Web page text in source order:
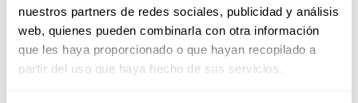
nuestros partners de redes sociales, publicidad y análisis
web, quienes pueden combinarla con otra información
que les haya proporcionado o que hayan recopilado a
partir del uso que haya hecho de sus servicios.